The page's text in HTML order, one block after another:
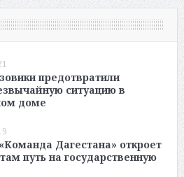
предотвратили
ситуацию в
доме
Дагестана» откроет
путь на государственную